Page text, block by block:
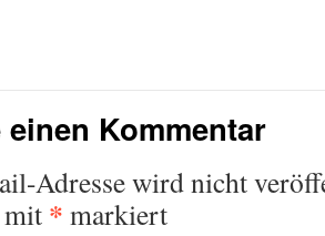
Kommentar
Adresse wird nicht
mit * markiert